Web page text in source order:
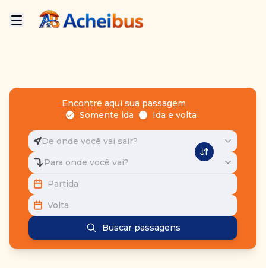
Encontre aqui sua passagem
Somente ida
Ida e volta
De onde você vai sair?
Para onde você vai?
Partida
Volta
Buscar passagens